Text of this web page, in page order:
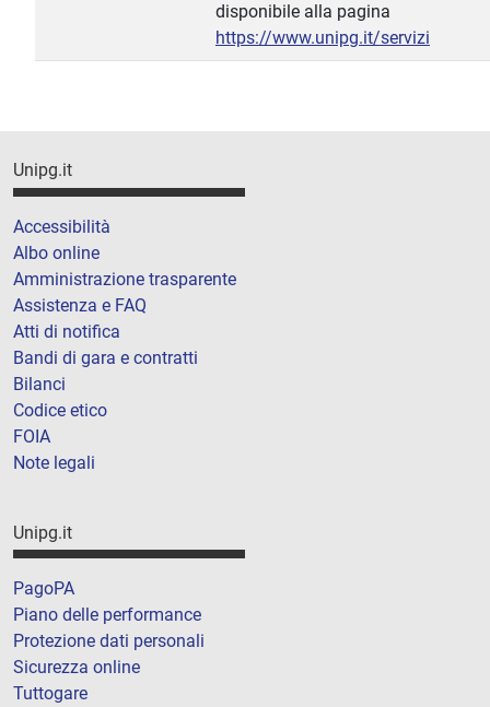
disponibile alla pagina
https://www.unipg.it/servizi
Unipg.it
Accessibilità
Albo online
Amministrazione trasparente
Assistenza e FAQ
Atti di notifica
Bandi di gara e contratti
Bilanci
Codice etico
FOIA
Note legali
Unipg.it
PagoPA
Piano delle performance
Protezione dati personali
Sicurezza online
Tuttogare